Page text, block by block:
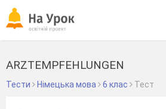
ARZTEMPFEHLUNGEN
Тести Німецька мова 6 клас Тест